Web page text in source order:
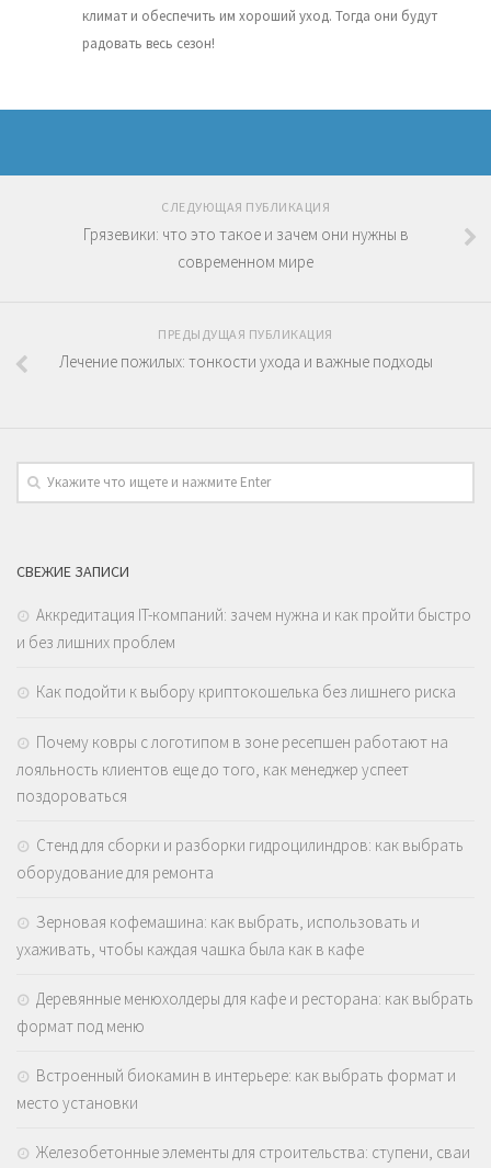
климат и обеспечить им хороший уход. Тогда они будут
радовать весь сезон!
СЛЕДУЮЩАЯ ПУБЛИКАЦИЯ
Грязевики: что это такое и зачем они нужны в
современном мире
ПРЕДЫДУЩАЯ ПУБЛИКАЦИЯ
Лечение пожилых: тонкости ухода и важные подходы
СВЕЖИЕ ЗАПИСИ
Аккредитация IT-компаний: зачем нужна и как пройти быстро
и без лишних проблем
Как подойти к выбору криптокошелька без лишнего риска
Почему ковры с логотипом в зоне ресепшен работают на
лояльность клиентов еще до того, как менеджер успеет
поздороваться
Стенд для сборки и разборки гидроцилиндров: как выбрать
оборудование для ремонта
Зерновая кофемашина: как выбрать, использовать и
ухаживать, чтобы каждая чашка была как в кафе
Деревянные менюхолдеры для кафе и ресторана: как выбрать
формат под меню
Встроенный биокамин в интерьере: как выбрать формат и
место установки
Железобетонные элементы для строительства: ступени, сваи